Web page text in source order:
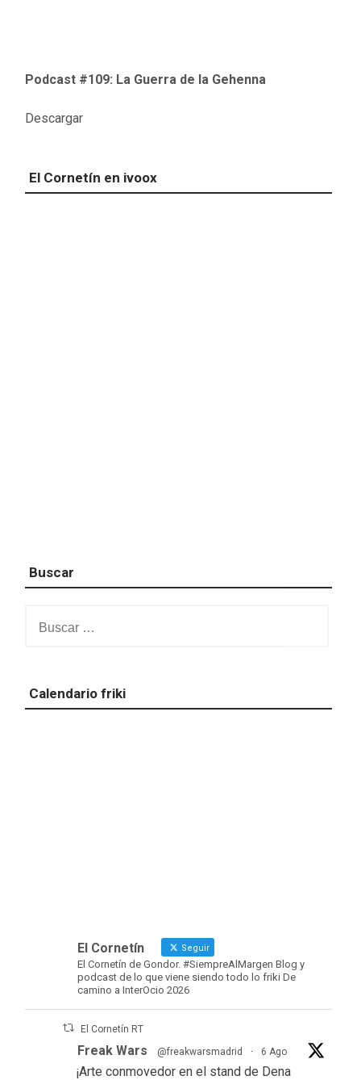
Podcast #109: La Guerra de la Gehenna
Descargar
El Cornetín en ivoox
Buscar
Calendario friki
El Cornetín Seguir
El Cornetín de Gondor. #SiempreAlMargen Blog y
podcast de lo que viene siendo todo lo friki De
camino a InterOcio 2026
El Cornetín RT
Freak Wars @freakwarsmadrid · 6 Ago
¡Arte conmovedor en el stand de Dena